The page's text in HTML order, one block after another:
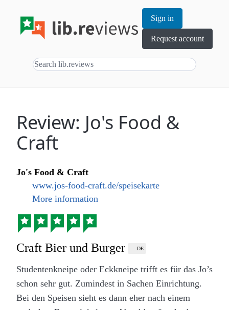
Sign in
Request account
Review: Jo's Food &
Craft
Jo's Food & Craft
www.jos-food-craft.de/speisekarte
More information
Craft Bier und Burger DE
Studentenkneipe oder Eckkneipe trifft es für das Jo’s
schon sehr gut. Zumindest in Sachen Einrichtung.
Bei den Speisen sieht es dann eher nach einem